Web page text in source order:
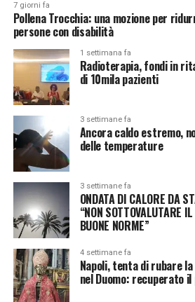
7 giorni fa
Pollena Trocchia: una mozione per
persone con disabilità
1 settimana fa
Radioterapia, fondi in
di 10mila pazienti
3 settimane fa
Ancora caldo estremo,
delle temperature
3 settimane fa
ONDATA DI CALORE DA
“NON SOTTOVALUTARE
BUONE NORME”
4 settimane fa
Napoli, tenta di rubare
nel Duomo: recuperato